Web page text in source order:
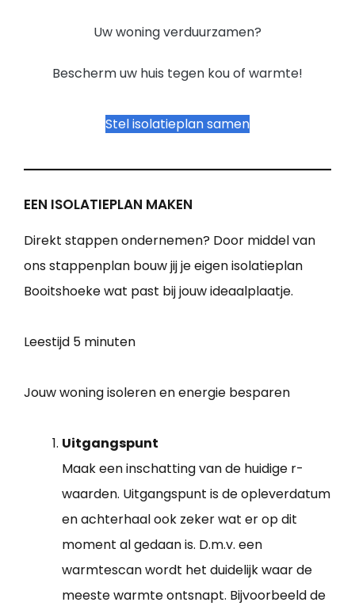
Uw woning verduurzamen?
Bescherm uw huis tegen kou of warmte!
Stel isolatieplan samen
EEN ISOLATIEPLAN MAKEN
Direkt stappen ondernemen? Door middel van
ons stappenplan bouw jij je eigen isolatieplan
Booitshoeke wat past bij jouw ideaalplaatje.
Leestijd 5 minuten
Jouw woning isoleren en energie besparen
Uitgangspunt
Maak een inschatting van de huidige r-
waarden. Uitgangspunt is de opleverdatum
en achterhaal ook zeker wat er op dit
moment al gedaan is. D.m.v. een
warmtescan wordt het duidelijk waar de
meeste warmte ontsnapt. Bijvoorbeeld de